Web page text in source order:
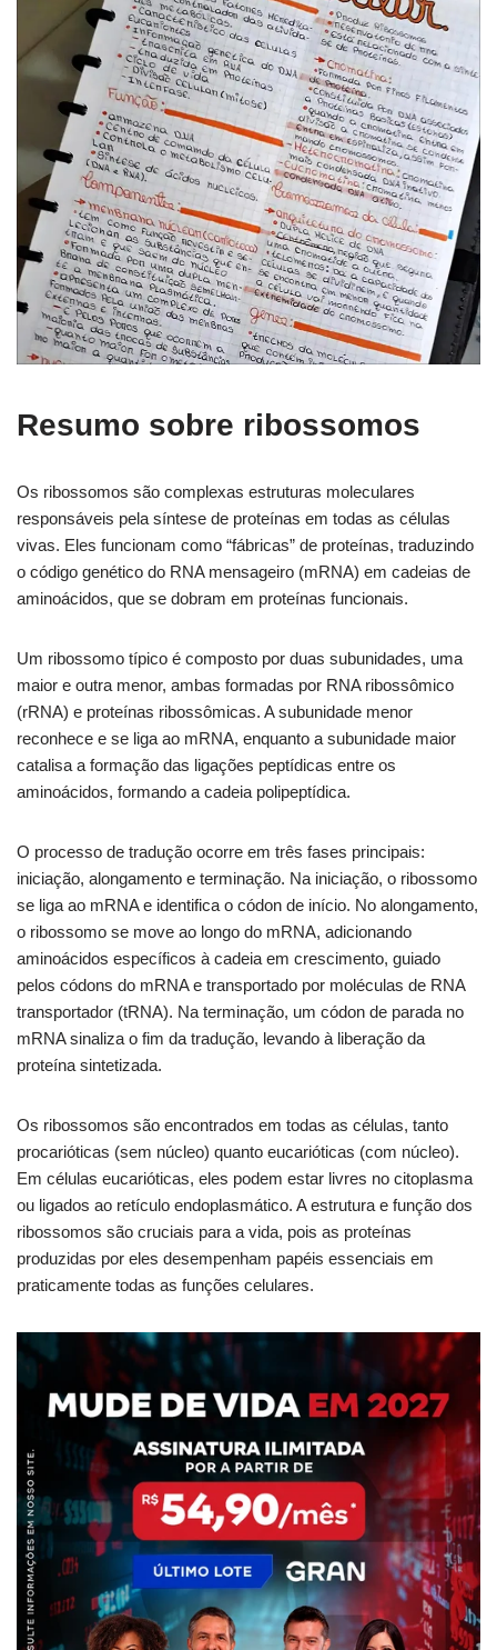
Resumo sobre ribossomos
Os ribossomos são complexas estruturas moleculares
responsáveis pela síntese de proteínas em todas as células
vivas. Eles funcionam como “fábricas” de proteínas, traduzindo
o código genético do RNA mensageiro (mRNA) em cadeias de
aminoácidos, que se dobram em proteínas funcionais.
Um ribossomo típico é composto por duas subunidades, uma
maior e outra menor, ambas formadas por RNA ribossômico
(rRNA) e proteínas ribossômicas. A subunidade menor
reconhece e se liga ao mRNA, enquanto a subunidade maior
catalisa a formação das ligações peptídicas entre os
aminoácidos, formando a cadeia polipeptídica.
O processo de tradução ocorre em três fases principais:
iniciação, alongamento e terminação. Na iniciação, o ribossomo
se liga ao mRNA e identifica o códon de início. No alongamento,
o ribossomo se move ao longo do mRNA, adicionando
aminoácidos específicos à cadeia em crescimento, guiado
pelos códons do mRNA e transportado por moléculas de RNA
transportador (tRNA). Na terminação, um códon de parada no
mRNA sinaliza o fim da tradução, levando à liberação da
proteína sintetizada.
Os ribossomos são encontrados em todas as células, tanto
procarióticas (sem núcleo) quanto eucarióticas (com núcleo).
Em células eucarióticas, eles podem estar livres no citoplasma
ou ligados ao retículo endoplasmático. A estrutura e função dos
ribossomos são cruciais para a vida, pois as proteínas
produzidas por eles desempenham papéis essenciais em
praticamente todas as funções celulares.